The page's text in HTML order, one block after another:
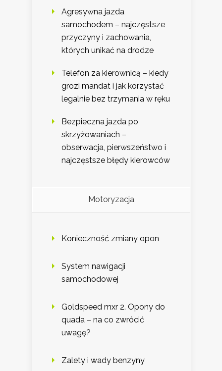
Agresywna jazda
samochodem – najczęstsze
przyczyny i zachowania,
których unikać na drodze
Telefon za kierownicą – kiedy
grozi mandat i jak korzystać
legalnie bez trzymania w ręku
Bezpieczna jazda po
skrzyżowaniach –
obserwacja, pierwszeństwo i
najczęstsze błędy kierowców
Motoryzacja
Konieczność zmiany opon
System nawigacji
samochodowej
Goldspeed mxr 2. Opony do
quada – na co zwrócić
uwagę?
Zalety i wady benzyny